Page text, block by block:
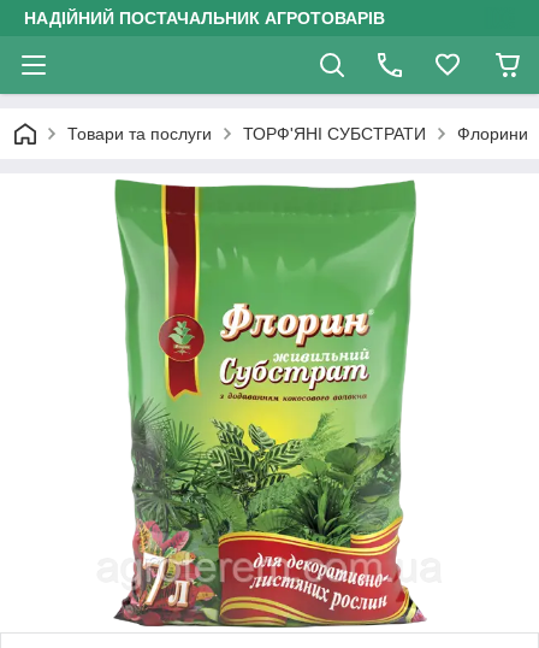
НАДІЙНИЙ ПОСТАЧАЛЬНИК АГРОТОВАРІВ
Товари та послуги ТОРФ'ЯНІ СУБСТРАТИ Флорини